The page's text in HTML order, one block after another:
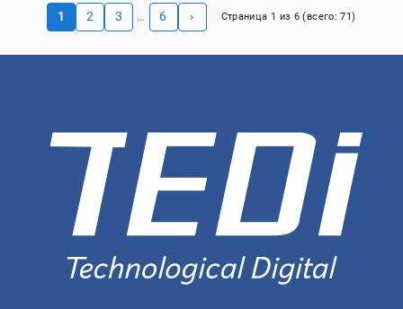
1 2 3 … 6 › Страница 1 из 6 (всего:71)